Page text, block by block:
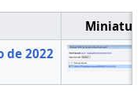
de 2022